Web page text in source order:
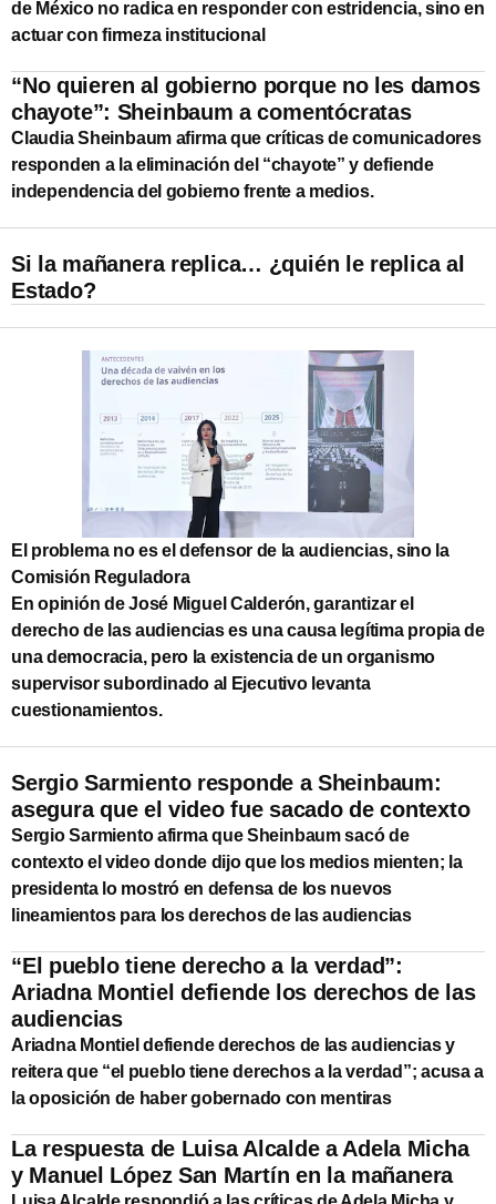
de México no radica en responder con estridencia, sino en
actuar con firmeza institucional
“No quieren al gobierno porque no les damos
chayote”: Sheinbaum a comentócratas
Claudia Sheinbaum afirma que críticas de comunicadores
responden a la eliminación del “chayote” y defiende
independencia del gobierno frente a medios.
Si la mañanera replica… ¿quién le replica al
Estado?
El problema no es el defensor de la audiencias, sino la
Comisión Reguladora
En opinión de José Miguel Calderón, garantizar el
derecho de las audiencias es una causa legítima propia de
una democracia, pero la existencia de un organismo
supervisor subordinado al Ejecutivo levanta
cuestionamientos.
Sergio Sarmiento responde a Sheinbaum:
asegura que el video fue sacado de contexto
Sergio Sarmiento afirma que Sheinbaum sacó de
contexto el video donde dijo que los medios mienten; la
presidenta lo mostró en defensa de los nuevos
lineamientos para los derechos de las audiencias
“El pueblo tiene derecho a la verdad”:
Ariadna Montiel defiende los derechos de las
audiencias
Ariadna Montiel defiende derechos de las audiencias y
reitera que “el pueblo tiene derechos a la verdad”; acusa a
la oposición de haber gobernado con mentiras
La respuesta de Luisa Alcalde a Adela Micha
y Manuel López San Martín en la mañanera